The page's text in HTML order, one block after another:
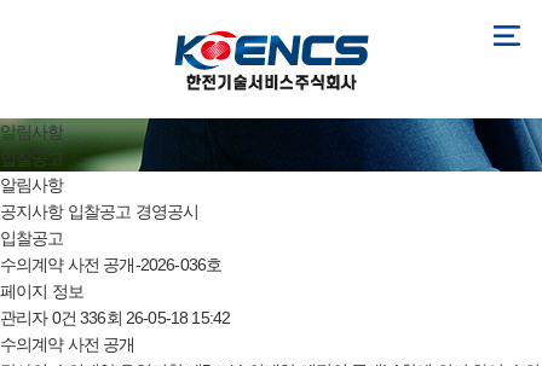
알림사항
입찰공고
알림사항
공지사항 입찰공고 경영공시
입찰공고
수의계약 사전 공개-2026-036호
페이지 정보
관리자 0건 336회 26-05-18 15:42
수의계약 사전 공개